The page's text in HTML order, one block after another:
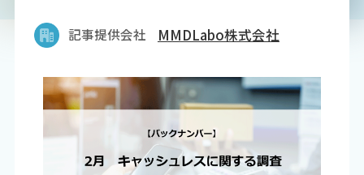
記事提供会社 MMDLabo株式会社